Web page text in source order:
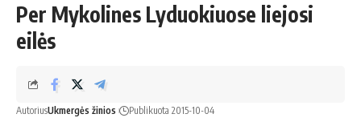
Per Mykolines Lyduokiuose liejosi
eilės
AutoriusUkmergės žinios Publikuota 2015-10-04